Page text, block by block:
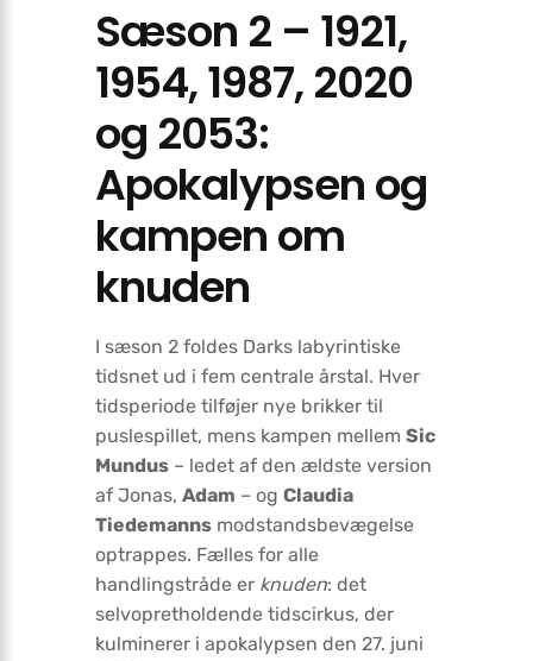
Sæson 2 – 1921,
1954, 1987, 2020
og 2053:
Apokalypsen og
kampen om
knuden
I sæson 2 foldes Darks labyrintiske
tidsnet ud i fem centrale årstal. Hver
tidsperiode tilføjer nye brikker til
puslespillet, mens kampen mellem Sic
Mundus – ledet af den ældste version
af Jonas, Adam – og Claudia
Tiedemanns modstandsbevægelse
optrappes. Fælles for alle
handlingstråde er knuden: det
selvopretholdende tidscirkus, der
kulminerer i apokalypsen den 27. juni